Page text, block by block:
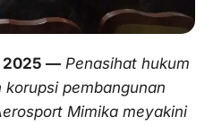
2025 — Penasihat hukum
pembangunan
Mimika meyakini